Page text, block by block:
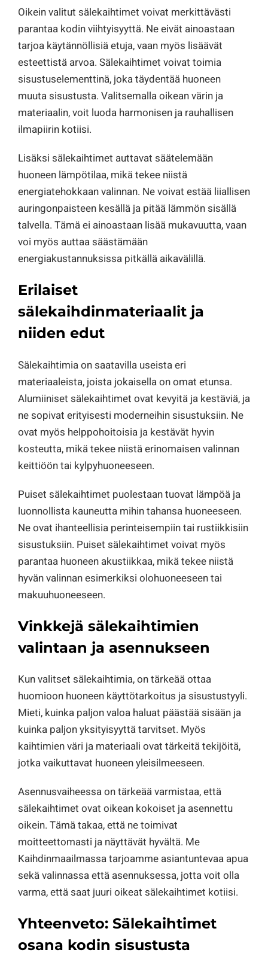
Oikein valitut sälekaihtimet voivat merkittävästi
parantaa kodin viihtyisyyttä. Ne eivät ainoastaan
tarjoa käytännöllisiä etuja, vaan myös lisäävät
esteettistä arvoa. Sälekaihtimet voivat toimia
sisustuselementtinä, joka täydentää huoneen
muuta sisustusta. Valitsemalla oikean värin ja
materiaalin, voit luoda harmonisen ja rauhallisen
ilmapiirin kotiisi.
Lisäksi sälekaihtimet auttavat säätelemään
huoneen lämpötilaa, mikä tekee niistä
energiatehokkaan valinnan. Ne voivat estää liiallisen
auringonpaisteen kesällä ja pitää lämmön sisällä
talvella. Tämä ei ainoastaan lisää mukavuutta, vaan
voi myös auttaa säästämään
energiakustannuksissa pitkällä aikavälillä.
Erilaiset
sälekaihdinmateriaalit ja
niiden edut
Sälekaihtimia on saatavilla useista eri
materiaaleista, joista jokaisella on omat etunsa.
Alumiiniset sälekaihtimet ovat kevyitä ja kestäviä, ja
ne sopivat erityisesti moderneihin sisustuksiin. Ne
ovat myös helppohoitoisia ja kestävät hyvin
kosteutta, mikä tekee niistä erinomaisen valinnan
keittiöön tai kylpyhuoneeseen.
Puiset sälekaihtimet puolestaan tuovat lämpöä ja
luonnollista kauneutta mihin tahansa huoneeseen.
Ne ovat ihanteellisia perinteisempiin tai rustiikkisiin
sisustuksiin. Puiset sälekaihtimet voivat myös
parantaa huoneen akustiikkaa, mikä tekee niistä
hyvän valinnan esimerkiksi olohuoneeseen tai
makuuhuoneeseen.
Vinkkejä sälekaihtimien
valintaan ja asennukseen
Kun valitset sälekaihtimia, on tärkeää ottaa
huomioon huoneen käyttötarkoitus ja sisustustyyli.
Mieti, kuinka paljon valoa haluat päästää sisään ja
kuinka paljon yksityisyyttä tarvitset. Myös
kaihtimien väri ja materiaali ovat tärkeitä tekijöitä,
jotka vaikuttavat huoneen yleisilmeeseen.
Asennusvaiheessa on tärkeää varmistaa, että
sälekaihtimet ovat oikean kokoiset ja asennettu
oikein. Tämä takaa, että ne toimivat
moitteettomasti ja näyttävät hyvältä. Me
Kaihdinmaailmassa tarjoamme asiantuntevaa apua
sekä valinnassa että asennuksessa, jotta voit olla
varma, että saat juuri oikeat sälekaihtimet kotiisi.
Yhteenveto: Sälekaihtimet
osana kodin sisustusta